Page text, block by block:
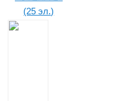
(25 эл.)